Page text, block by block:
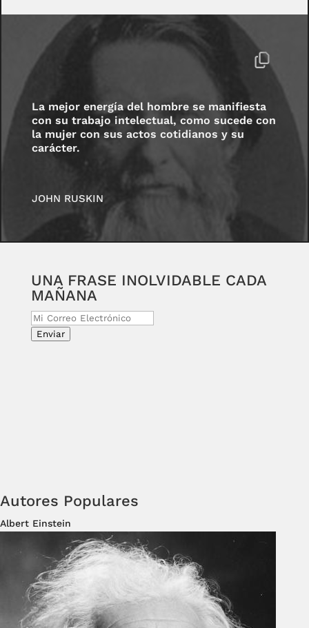
La mejor energía del hombre se manifiesta
con su trabajo intelectual, como sucede con
la mujer con sus actos cotidianos y su
carácter.
JOHN RUSKIN
UNA FRASE INOLVIDABLE CADA
MAÑANA
Enviar
Autores Populares
Albert Einstein